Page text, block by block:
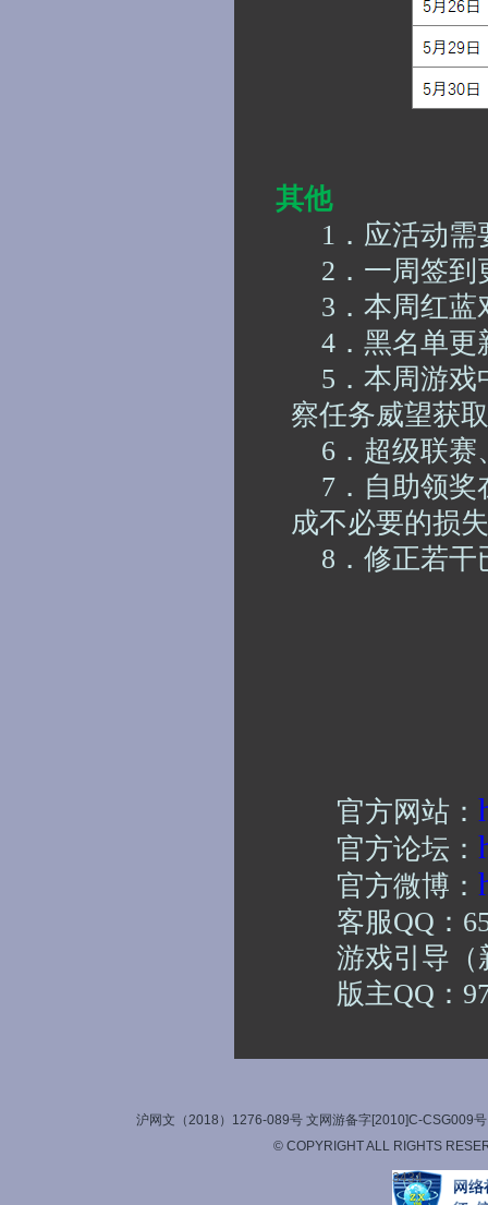
其他
1． 应活动需
2． 一周签到
3． 本周红蓝
4． 黑名单更
5． 本周游戏
察任务威望获
6． 超级联赛
7． 自助领奖
成不必要的损
8． 修正若干
官方网站：
官方论坛：
官方微博：
客服QQ：
游戏引导（
版主QQ：
沪网文（2018）1276-089号 文网游备字[2010]C-CSG009
© COPYRIGHT ALL RIGHTS